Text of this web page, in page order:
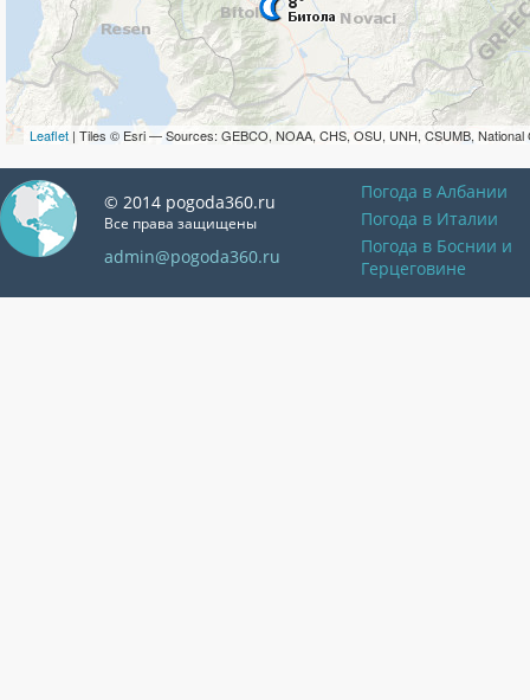
Leaflet | Tiles © Esri — Sources: GEBCO, NOAA, CHS, OSU, UNH, CSUMB, National
© 2014 pogoda360.ru
Все права защищены
admin@pogoda360.ru
Погода в Албании
Погода в Италии
Погода в Боснии и
Герцеговине